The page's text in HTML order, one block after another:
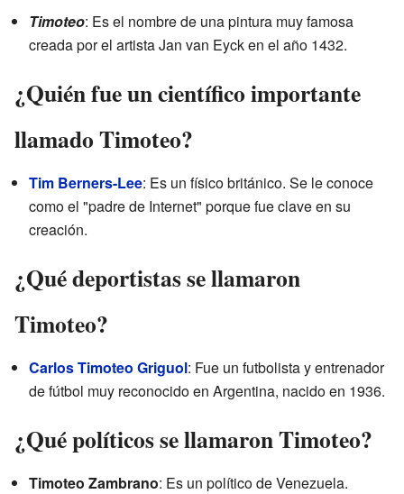
Timoteo: Es el nombre de una pintura muy famosa
creada por el artista Jan van Eyck en el año 1432.
¿Quién fue un científico importante
llamado Timoteo?
Tim Berners-Lee: Es un físico británico. Se le conoce
como el "padre de Internet" porque fue clave en su
creación.
¿Qué deportistas se llamaron
Timoteo?
Carlos Timoteo Griguol: Fue un futbolista y entrenador
de fútbol muy reconocido en Argentina, nacido en 1936.
¿Qué políticos se llamaron Timoteo?
Timoteo Zambrano: Es un político de Venezuela.